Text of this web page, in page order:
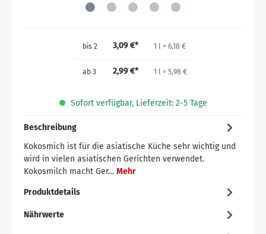
bis 2 3,09 €* 1 l = 6,18 €
ab 3 2,99 €* 1 l = 5,98 €
Sofort verfügbar, Lieferzeit: 2-5 Tage
Beschreibung
Kokosmich ist für die asiatische Küche sehr wichtig und
wird in vielen asiatischen Gerichten verwendet.
Kokosmilch macht Ger… Mehr
Produktdetails
Nährwerte